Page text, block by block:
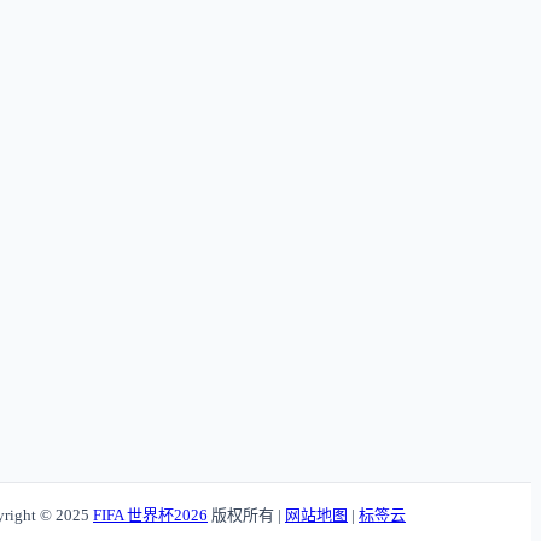
© 2025 FIFA 世界杯2026 版权所有 | 网站地图 | 标签云